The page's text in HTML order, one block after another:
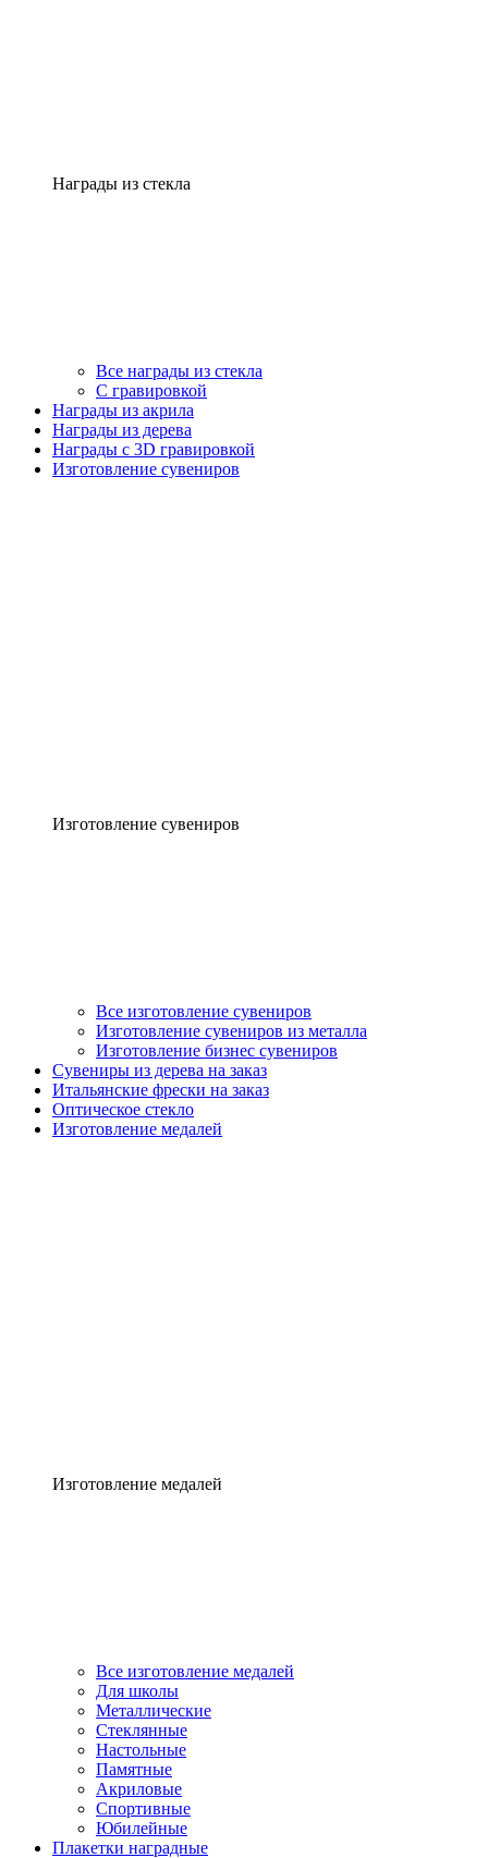
Награды из стекла
Все награды из стекла
С гравировкой
Награды из акрила
Награды из дерева
Награды с 3D гравировкой
Изготовление сувениров
Изготовление сувениров
Все изготовление сувениров
Изготовление сувениров из металла
Изготовление бизнес сувениров
Сувениры из дерева на заказ
Итальянские фрески на заказ
Оптическое стекло
Изготовление медалей
Изготовление медалей
Все изготовление медалей
Для школы
Металлические
Стеклянные
Настольные
Памятные
Акриловые
Спортивные
Юбилейные
Плакетки наградные